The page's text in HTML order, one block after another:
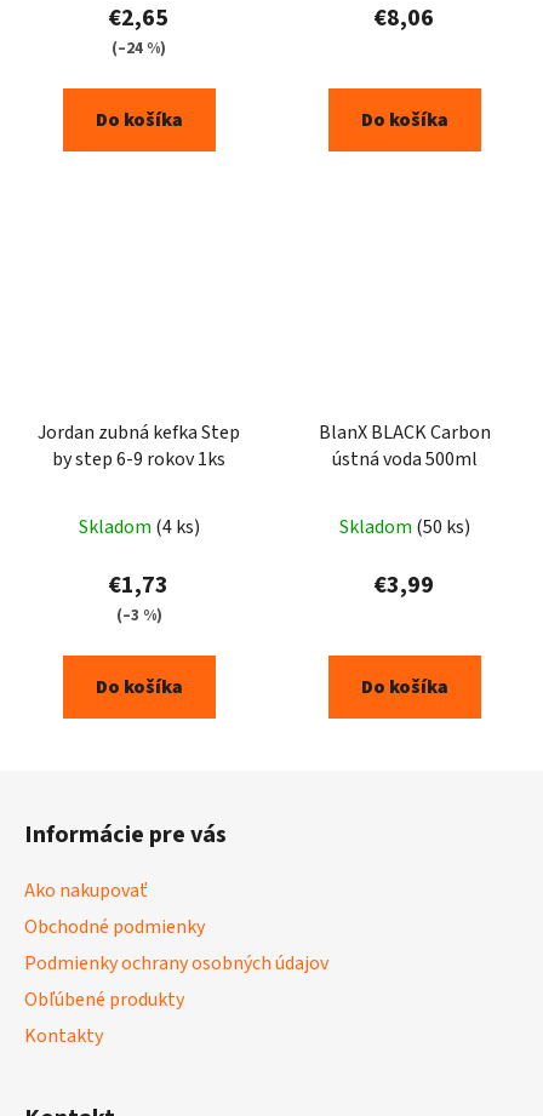
€2,65
(–24 %)
Do košíka
€8,06
Do košíka
Jordan zubná kefka Step
by step 6-9 rokov 1ks
Skladom (4 ks)
€1,73
(–3 %)
Do košíka
BlanX BLACK Carbon
ústná voda 500ml
Skladom (50 ks)
€3,99
Do košíka
Informácie pre vás
Ako nakupovať
Obchodné podmienky
Podmienky ochrany osobných údajov
Obľúbené produkty
Kontakty